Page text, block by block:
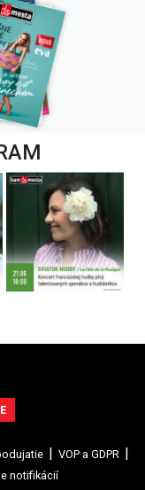
VOP a GDPR
notifikácií